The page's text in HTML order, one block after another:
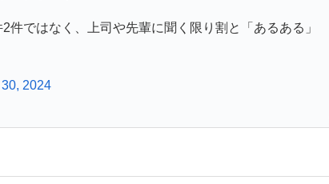
件ではなく、上司や先輩に聞く限り割と「あるある」
30, 2024